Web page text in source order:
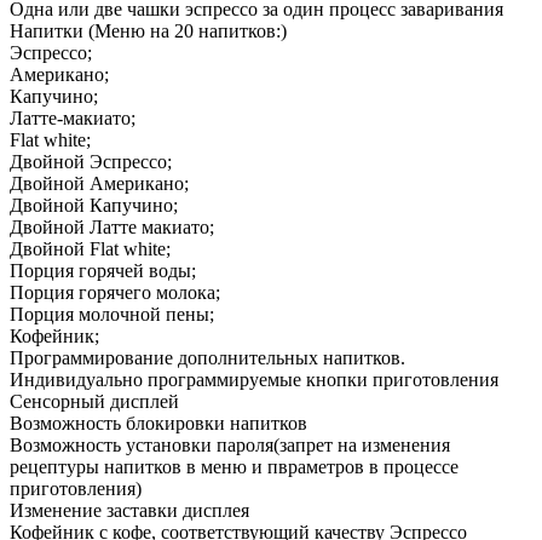
Одна или две чашки эспрессо за один процесс заваривания
Напитки (Меню на 20 напитков:)
Эспрессо;
Американо;
Капучино;
Латте-макиато;
Flat white;
Двойной Эспрессо;
Двойной Американо;
Двойной Капучино;
Двойной Латте макиато;
Двойной Flat white;
Порция горячей воды;
Порция горячего молока;
Порция молочной пены;
Кофейник;
Программирование дополнительных напитков.
Индивидуально программируемые кнопки приготовления
Сенсорный дисплей
Возможность блокировки напитков
Возможность установки пароля(запрет на изменения
рецептуры напитков в меню и пвраметров в процессе
приготовления)
Изменение заставки дисплея
Кофейник с кофе, соответствующий качеству Эспрессо